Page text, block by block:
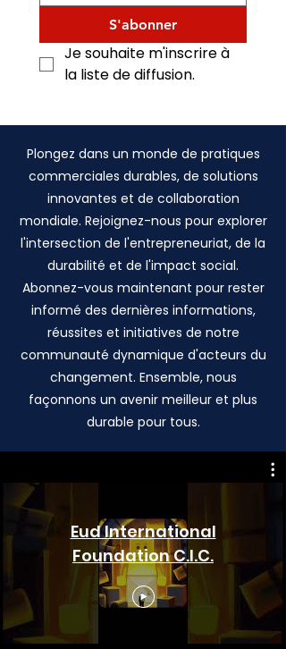
S'abonner
Je souhaite m'inscrire à
la liste de diffusion.
Plongez dans un monde de pratiques
commerciales durables, de solutions
innovantes et de collaboration
mondiale. Rejoignez-nous pour explorer
l'intersection de l'entrepreneuriat, de la
durabilité et de l'impact social.
Abonnez-vous maintenant pour rester
informé des dernières informations,
réussites et initiatives de notre
communauté dynamique d'acteurs du
changement. Ensemble, nous
façonnons un avenir meilleur et plus
durable pour tous.
Eud International
Foundation C.I.C.